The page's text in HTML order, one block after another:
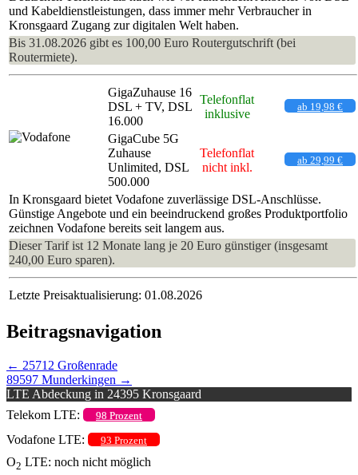
und Kabeldienstleistungen, dass immer mehr Verbraucher in
Kronsgaard Zugang zur digitalen Welt haben.
Bis 31.08.2026 gibt es 100,00 Euro Routergutschrift (bei
Routermiete).
GigaZuhause 16
DSL + TV, DSL
16.000
Telefonflat
inklusive
ab 19,98 €
GigaCube 5G
Zuhause
Unlimited, DSL
500.000
Telefonflat
nicht inkl.
ab 29,99 €
In Kronsgaard bietet Vodafone zuverlässige DSL-Anschlüsse.
Günstige Angebote und ein beeindruckend großes Produktportfolio
zeichnen Vodafone bereits seit langem aus.
Dieser Tarif ist 12 Monate lang je 20 Euro günstiger (insgesamt
240,00 Euro sparen).
Letzte Preisaktualisierung: 01.08.2026
Beitragsnavigation
← 25712 Großenrade
89597 Munderkingen →
LTE Abdeckung in 24395 Kronsgaard
Telekom LTE:
98 Prozent
Vodafone LTE: 93 Prozent
O2 LTE: noch nicht möglich